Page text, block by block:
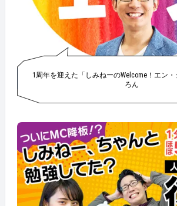
1周年を迎えた「しみねーのWelcome！エン
ろん